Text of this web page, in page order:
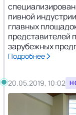
пивной
главных
представителей
зарубежных
Подробнее
20.05.2019, 10:02